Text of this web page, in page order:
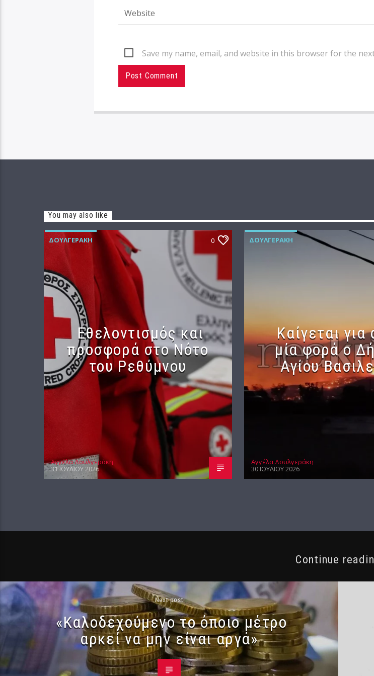
Save my name, email, and website in this browser for the
You may also like
ΔΟΥΛΓΕΡΆΚΗ 0
Εθελοντισμός και
προσφορά στο Νότο
του Ρεθύμνου
Αγγέλα Δουλγεράκη
31 ΙΟΥΛΊΟΥ 2026
ΔΟΥΛΓΕΡΆΚΗ
Καίγεται για
μία φορά ο
Αγίου
Αγγέλα Δουλγεράκη
30 ΙΟΥΛΊΟΥ 2026
Continue
Next post
«Καλοδεχούμενο το όποιο μέτρο
αρκεί να μην είναι αργά»